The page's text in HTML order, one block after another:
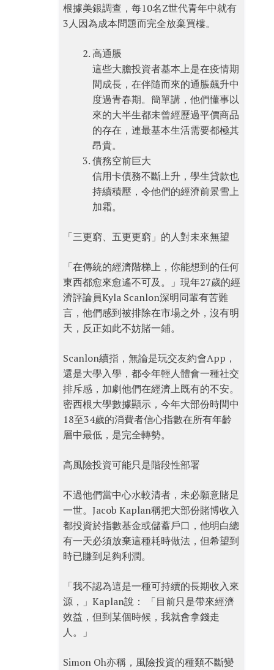
根據美銀調查，每10名Z世代青年中就有
3人因為成本問題而完全放棄買樓。
高通脹
這些大膽投資者基本上是在疫情期
間成長，在伴隨而來的通脹飆升中
度過青春期。簡單講，他們懂事以
來的大半生都未曾經歷過平價商品
的存在，連最基本生活需要都極其
昂貴。
債務空前巨大
信用卡債務不斷上升，學生貸款也
持續積壓，令他們的經濟前景雪上
加霜。
「三更窮、五更更窮」的人對未來無望
「在傳統的經濟階梯上，你能想到的任何
東西都愈來愈遙不可及。」現年27歲的經
濟評論員Kyla Scanlon深明同輩有苦難
言，他們感到被排除在市場之外，沒有明
天，反正如此不妨賭一鋪。
Scanlon續指，無論是玩交友約會App，
還是大學入學，都令年輕人體會一種社交
排斥感，加劇他們在經濟上既有的不安。
密西根大學數據顯示，今年大部份時間中
18至34歲的消費者信心指數在所有年齡
層中最低，是完全轉勢。
高風險投資可能只是階段性部署
不過他們當中心水較清者，未必願意賭足
一世。Jacob Kaplan稱把大部份賭博收入
都投資於指數基金或儲蓄戶口，他明白總
有一天必須放棄這種耗時做法，但希望到
時已賺到足夠利潤。
「我不認為這是一種可持續的長期收入來
源，」Kaplan說： 「目前只是帶來經濟
效益，但到某個時候，我就會拿錢走
人。」
Simon Oh亦稱，風險投資的種類不斷變